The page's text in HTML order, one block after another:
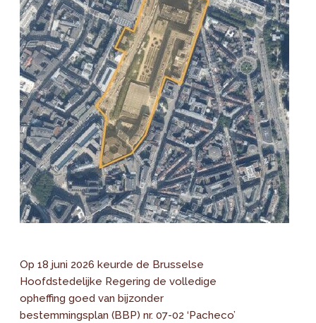
Op 18 juni 2026 keurde de Brusselse
Hoofdstedelijke Regering de volledige
opheffing goed van bijzonder
bestemmingsplan (BBP) nr. 07-02 ‘Pacheco’